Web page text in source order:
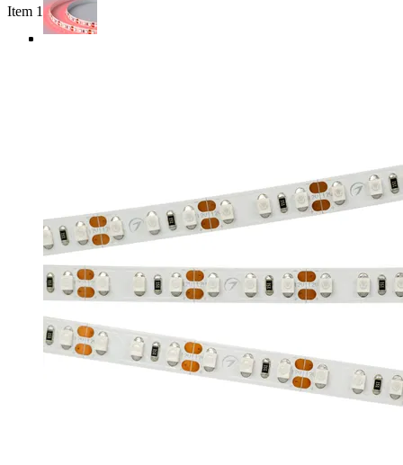
Item 1 of 4